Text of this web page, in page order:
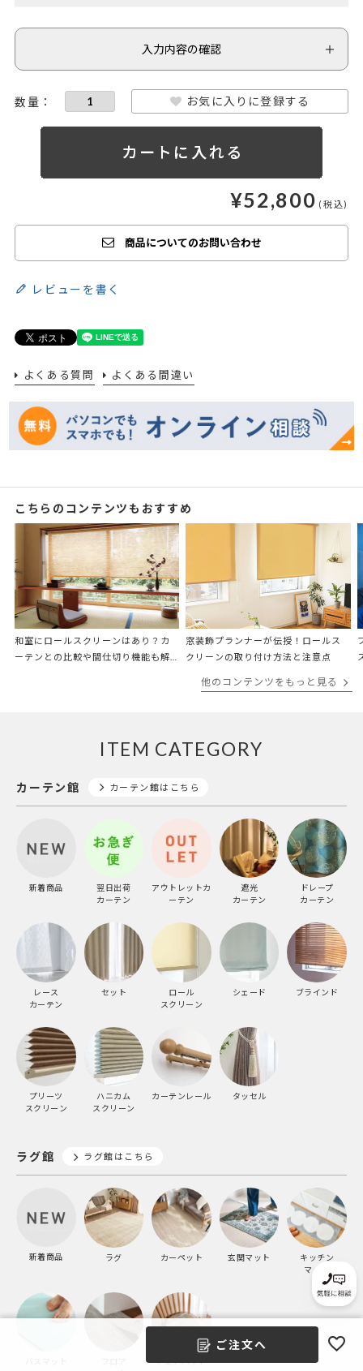
入力内容の確認
お気に入りに登録する
¥52,800
商品についてのお問い合わせ
レビューを書く
よくある質問 よくある間違い
こちらのコンテンツもおすすめ
和室にロールスクリーンはあり？カ
ーテンとの比較や間仕切り機能も解
窓装飾プランナーが伝授！ロールス
クリーンの取り付け方法と注意点
他のコンテンツをもっと見る
ITEM CATEGORY
カーテン館 カーテン館はこちら
新着商品
翌日出荷
カーテン
アウトレットカ
ーテン
遮光
カーテン
ドレープ
カーテン
レース
カーテン
セット
ロール
スクリーン
シェード ブラインド
プリーツ
スクリーン
ハニカム
スクリーン
カーテンレール タッセル
ラグ館 ラグ館はこちら
新着商品 ラグ カーペット 玄関マット
キッチン
マット
チェアパッド
ご注文へ